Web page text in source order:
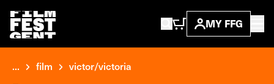
MY FFG
... film victor/victoria